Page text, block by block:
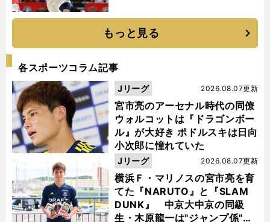
もっと見る
各スポーツコラム記事
宮市亮のアーセナル時代の同僚
ウォルコットは『ドラゴンボー
ル』が大好き ポドルスキは日向
小次郎に憧れていた
2026.08.07更新
Jリーグ
横浜Ｆ・マリノスの宮市亮を育
てた『NARUTO』と『SLAM
DUNK』 中京大中京の同級
生・木原龍一は"ジャンプ係"だ
2026.08.07更新
Jリーグ